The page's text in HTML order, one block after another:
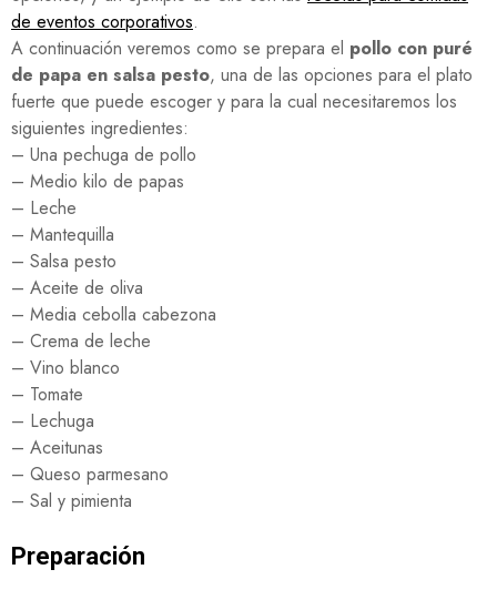
de eventos corporativos.
A continuación veremos como se prepara el pollo con puré
de papa en salsa pesto, una de las opciones para el plato
fuerte que puede escoger y para la cual necesitaremos los
siguientes ingredientes:
– Una pechuga de pollo
– Medio kilo de papas
– Leche
– Mantequilla
– Salsa pesto
– Aceite de oliva
– Media cebolla cabezona
– Crema de leche
– Vino blanco
– Tomate
– Lechuga
– Aceitunas
– Queso parmesano
– Sal y pimienta
Preparación